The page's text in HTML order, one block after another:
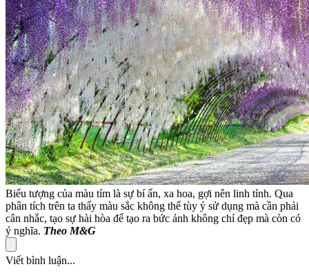
Biểu tượng của màu tím là sự bí ẩn, xa hoa, gợi nên linh tính. Qua
phân tích trên ta thấy màu sắc không thể tùy ý sử dụng mà cần phải
cân nhắc, tạo sự hài hòa để tạo ra bức ảnh không chỉ đẹp mà còn có
ý nghĩa. Theo M&G
Viết bình luận...